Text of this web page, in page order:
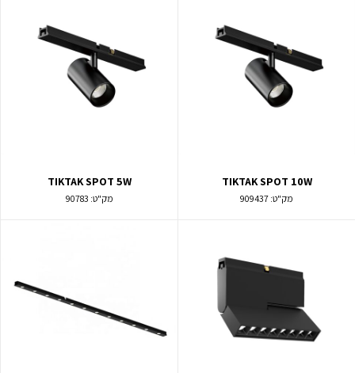
TIKTAK SPOT 10W
מק"ט: 909437
TIKTAK SPOT 5W
מק"ט: 90783